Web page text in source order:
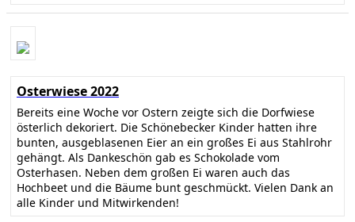
Osterwiese 2022
Bereits eine Woche vor Ostern zeigte sich die Dorfwiese
österlich dekoriert. Die Schönebecker Kinder hatten ihre
bunten, ausgeblasenen Eier an ein großes Ei aus Stahlrohr
gehängt. Als Dankeschön gab es Schokolade vom
Osterhasen. Neben dem großen Ei waren auch das
Hochbeet und die Bäume bunt geschmückt. Vielen Dank an
alle Kinder und Mitwirkenden!